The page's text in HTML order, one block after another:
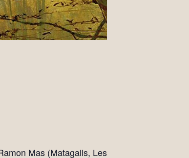
Mas (Matagalls, Les